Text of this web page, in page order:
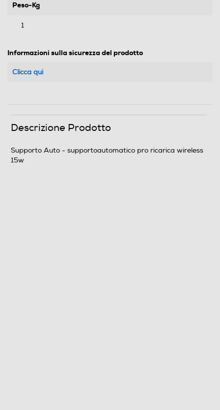
Peso-Kg
1
Informazioni sulla sicurezza del prodotto
Clicca qui
Descrizione Prodotto
Supporto Auto - supportoautomatico pro ricarica wireless
15w